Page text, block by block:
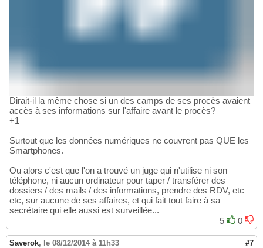
Dirait-il la même chose si un des camps de ses procès avaient
accès à ses informations sur l'affaire avant le procès?
+1
Surtout que les données numériques ne couvrent pas QUE les
Smartphones.
Ou alors c'est que l'on a trouvé un juge qui n'utilise ni son
téléphone, ni aucun ordinateur pour taper / transférer des
dossiers / des mails / des informations, prendre des RDV, etc
etc, sur aucune de ses affaires, et qui fait tout faire à sa
secrétaire qui elle aussi est surveillée...
5
0
Saverok, le 08/12/2014 à 11h33 #7